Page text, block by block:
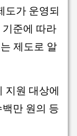
도가 운영되
준에 따라
제도로 알
지원 대상에
만 원의 등